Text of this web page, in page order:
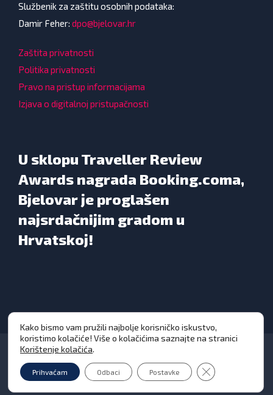
Službenik za zaštitu osobnih podataka:
Damir Feher: dpo@bjelovar.hr
Zaštita privatnosti
Politika privatnosti
Pravo na pristup informacijama
Izjava o digitalnoj pristupačnosti
U sklopu Traveller Review
Awards nagrada Booking.coma,
Bjelovar je proglašen
najsrdačnijim gradom u
Hrvatskoj!
Grad Bjelovar © Sva prava pridržana 2026. | WEB
Kako bismo vam pružili najbolje korisničko iskustvo,
koristimo kolačiće! Više o kolačićima saznajte na stranici
Korištenje kolačića.
Prihvaćam Odbaci Postavke Close GDPR